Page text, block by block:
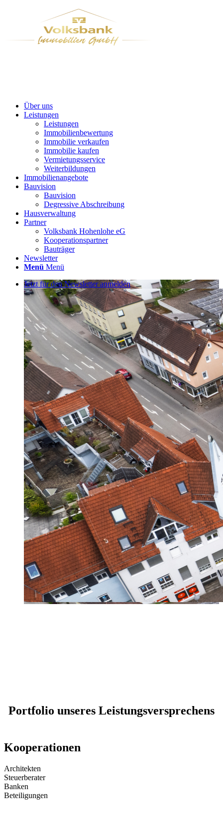
Über uns
Leistungen
Leistungen
Immobilienbewertung
Immobilie verkaufen
Immobilie kaufen
Vermietungsservice
Weiterbildungen
Immobilienangebote
Bauvision
Bauvision
Degressive Abschreibung
Hausverwaltung
Partner
Volksbank Hohenlohe eG
Kooperationspartner
Bauträger
Newsletter
Menü Menü
Jetzt für den Newsletter anmelden
Portfolio unseres Leistungsversprechens
Kooperationen
Architekten
Steuerberater
Banken
Beteiligungen